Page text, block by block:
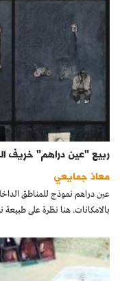
ربيع "عين دراهم" خريف
معاذ جمايعي
عين دراهم نموذج للمناطق
بالامكانات. هنا نظرة على